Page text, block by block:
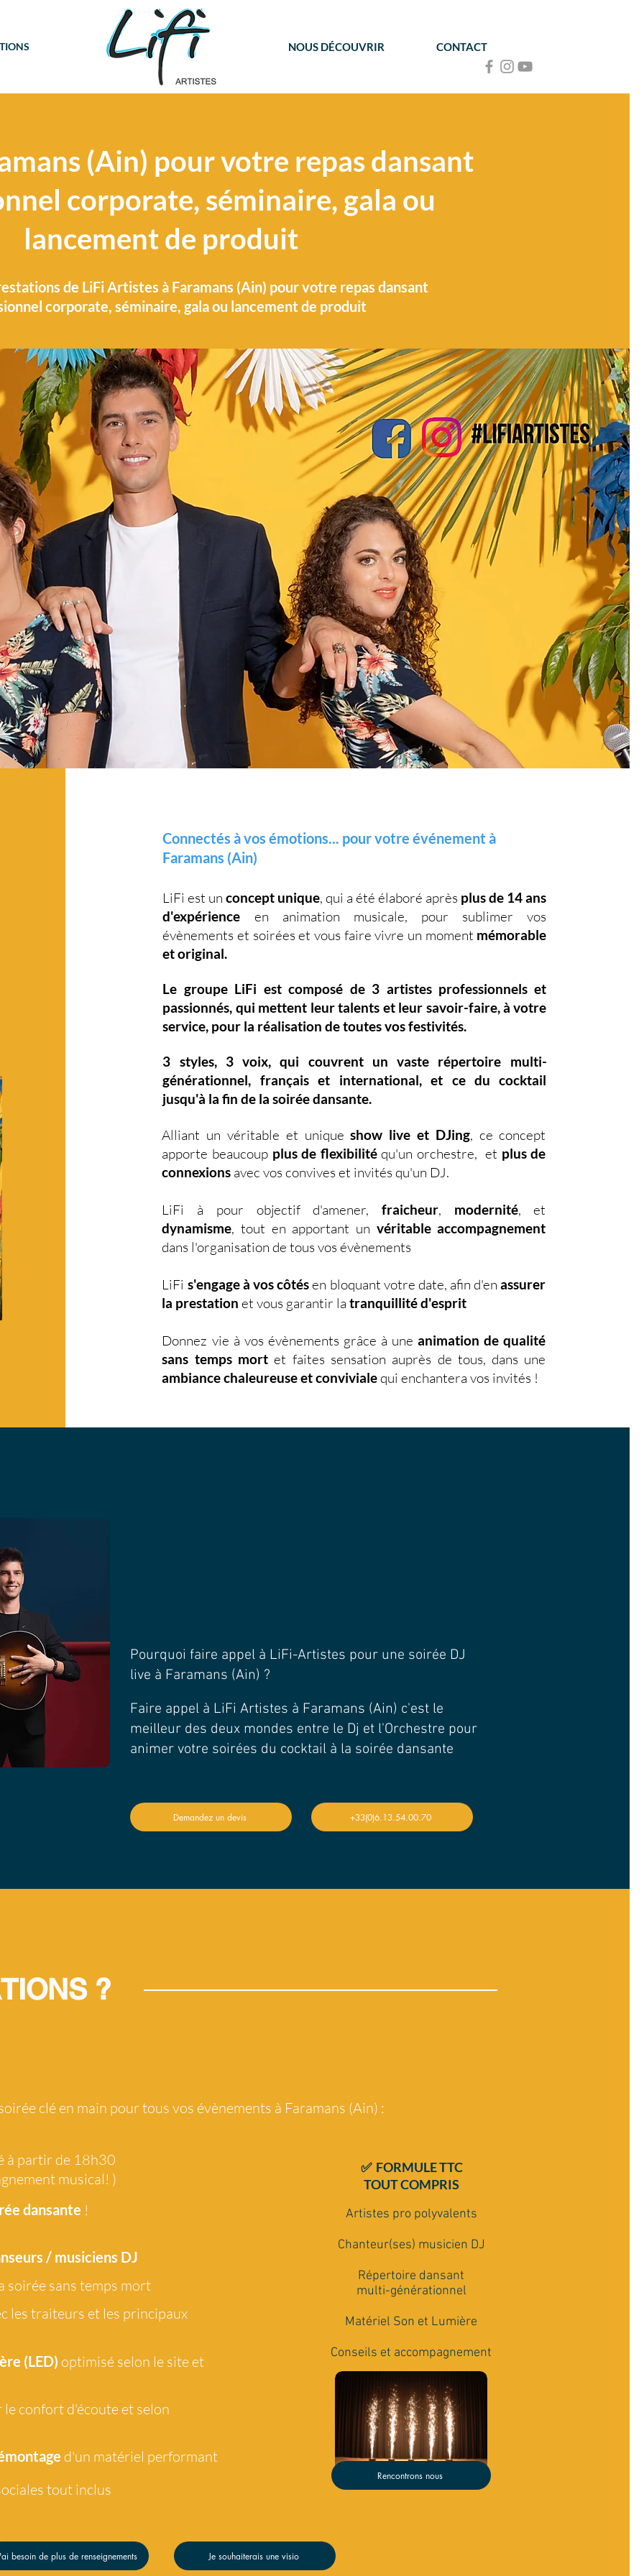
NOUS DÉCOUVRIR CONTACT
(Ain) pour votre repas dansant
corporate, séminaire, gala ou
lancement de produit
de LiFi Artistes à Faramans (Ain) pour votre repas dansant
corporate, séminaire, gala ou lancement de produit
Connectés à vos émotions... pour votre événement à
Faramans (Ain)
LiFi est unconcept unique, qui a été élaboré après plus de 14 ans
d'expérience en animation musicale, pour sublimer vos
évènements et soirées et vous faire vivre un moment mémorable
et original.
Le groupe LiFi est composé de 3 artistes professionnels et
passionnés, qui mettent leurtalents et leur savoir-faire,à votre
service, pour la réalisation de toutes vos festivités.
3 styles, 3 voix,qui couvrent un vaste répertoire multi-
générationnel, français et international, et ce ducocktail
jusqu'à la fin de la soirée dansante.
Alliant un véritable et uniqueshow live et DJing, ce concept
apporte beaucoup plus de flexibilitéqu'un orchestre, et plus de
connexions avec vos convives et invités qu'un DJ.
LiFi à pour objectif d'amener,fraicheur, modernité, et
dynamisme, tout en apportant un véritable accompagnement
dans l'organisation de tous vos évènements
LiFi s'engage à vos côtésen bloquant votre date, afin d'enassurer
la prestationet vous garantir latranquillité d'esprit
Donnez vie à vos évènements grâce à uneanimation de qualité
sans temps mort et faites sensation auprès de tous, dans une
ambiance chaleureuse et convivialequi enchantera vos invités !
Pourquoi faire appel à LiFi-Artistes pour une soirée DJ
live à Faramans (Ain) ?
Faire appel à LiFi Artistes à Faramans (Ain) c'est le
meilleur des deux mondes entre le Dj et l'Orchestre pour
animer votre soirées du cocktail à la soirée dansante
Demandez un devis +33(0)6.13.54.00.70
?
clé en main pour tous vos évènements à Faramans (Ain) :
à partir de 18h30
musical! )
dansante !
/ musiciens DJ
soirée sans temps mort
les traiteurs et les principaux
(LED) optimisé selon le site et
confort d'écoute et selon
d'un matériel performant
tout inclus
✅ FORMULE TTC
TOUT COMPRIS
Artistes pro polyvalents
Chanteur(ses) musicien DJ
Répertoire dansant
multi-générationnel
Matériel Son et Lumière
Conseils et accompagnement
Rencontrons nous
besoin de plus de renseignements Je souhaiterais une visio